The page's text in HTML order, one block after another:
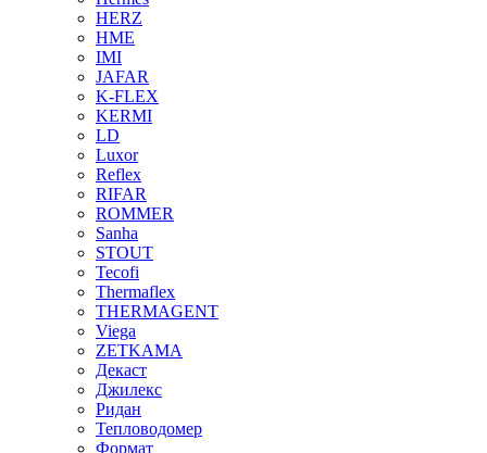
HERZ
HME
IMI
JAFAR
K-FLEX
KERMI
LD
Luxor
Reflex
RIFAR
ROMMER
Sanha
STOUT
Tecofi
Thermaflex
THERMAGENT
Viega
ZETKAMA
Декаст
Джилекс
Ридан
Тепловодомер
Формат